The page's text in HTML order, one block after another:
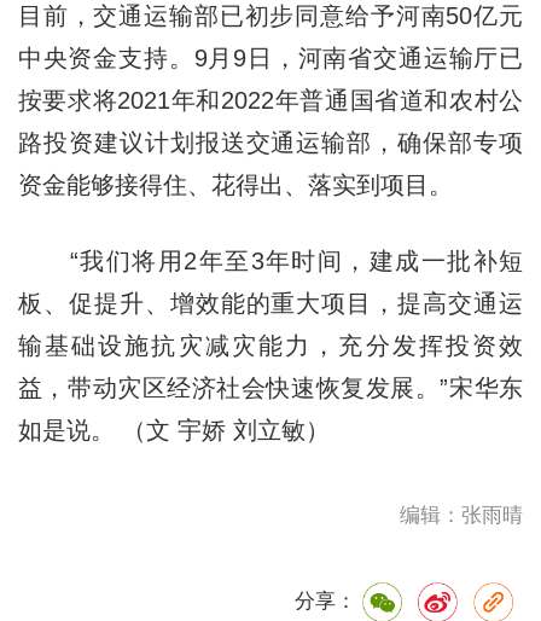
目前，交通运输部已初步同意给予河南50亿元
中央资金支持。9月9日，河南省交通运输厅已
按要求将2021年和2022年普通国省道和农村公
路投资建议计划报送交通运输部，确保部专项
资金能够接得住、花得出、落实到项目。
“我们将用2年至3年时间，建成一批补短
板、促提升、增效能的重大项目，提高交通运
输基础设施抗灾减灾能力，充分发挥投资效
益，带动灾区经济社会快速恢复发展。”宋华东
如是说。 （文 宇娇 刘立敏）
编辑：张雨晴
分享：